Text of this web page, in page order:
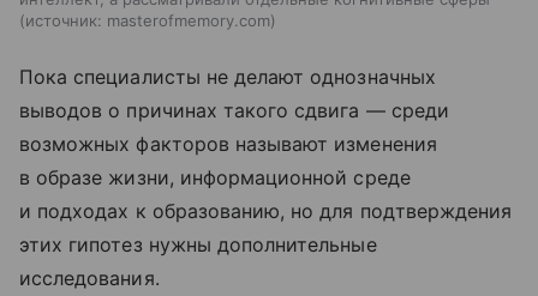
источник: masterofmemory.com
Пока специалисты не делают однозначных
выводов о причинах такого сдвига — среди
возможных факторов называют изменения
в образе жизни, информационной среде
и подходах к образованию, но для подтверждения
этих гипотез нужны дополнительные
исследования.